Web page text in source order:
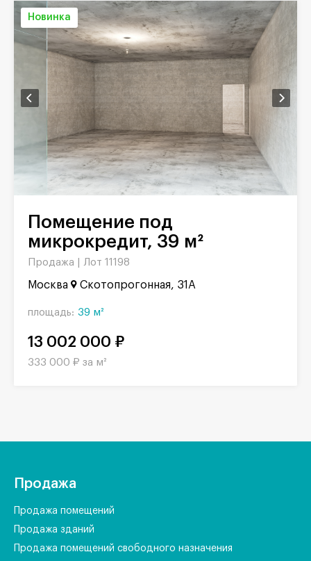
Новинка
Помещение под
микрокредит, 39 м²
Продажа | Лот 11198
Москва Скотопрогонная, 31А
площадь: 39 м²
13 002 000 ₽
333 000 ₽ за м²
Продажа
Продажа помещений
Продажа зданий
Продажа помещений свободного назначения